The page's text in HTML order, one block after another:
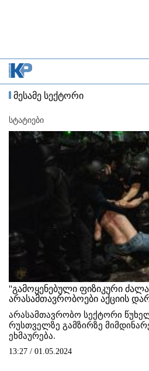
მესამე სექტორი
სტატიები
''გამოყენებული ფიზიკური
არასამთავრობოები აქციის
არასამთავრობო სექტორი
რუსთველზე გამზირზე
ეხმაურება.
13:27 / 01.05.2024